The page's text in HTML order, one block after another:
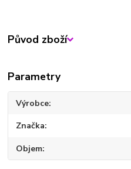
Původ zboží
Parametry
Výrobce
Značka
Objem